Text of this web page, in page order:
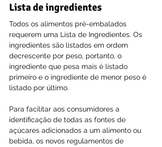
Lista de ingredientes
Todos os alimentos pré-embalados
requerem uma Lista de Ingredientes. Os
ingredientes são listados em ordem
decrescente por peso, portanto, o
ingrediente que pesa mais é listado
primeiro e o ingrediente de menor peso é
listado por último.
Para facilitar aos consumidores a
identificação de todas as fontes de
açúcares adicionados a um alimento ou
bebida, os novos regulamentos de